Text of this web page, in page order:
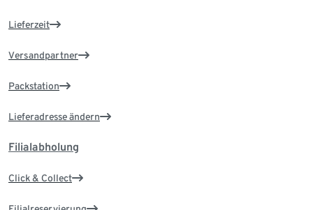
Lieferzeit
Versandpartner
Packstation
Lieferadresse ändern
Filialabholung
Click & Collect